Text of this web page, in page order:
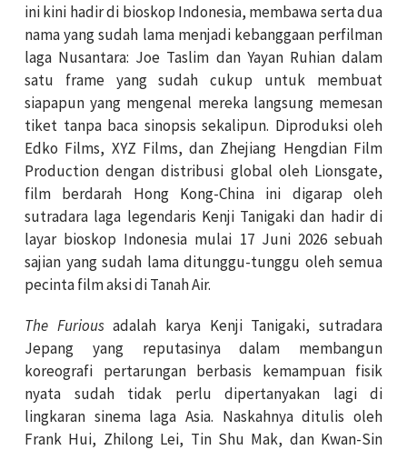
ini kini hadir di bioskop Indonesia, membawa serta dua
nama yang sudah lama menjadi kebanggaan perfilman
laga Nusantara: Joe Taslim dan Yayan Ruhian dalam
satu frame yang sudah cukup untuk membuat
siapapun yang mengenal mereka langsung memesan
tiket tanpa baca sinopsis sekalipun. Diproduksi oleh
Edko Films, XYZ Films, dan Zhejiang Hengdian Film
Production dengan distribusi global oleh Lionsgate,
film berdarah Hong Kong-China ini digarap oleh
sutradara laga legendaris Kenji Tanigaki dan hadir di
layar bioskop Indonesia mulai 17 Juni 2026 sebuah
sajian yang sudah lama ditunggu-tunggu oleh semua
pecinta film aksi di Tanah Air.
The Furiousadalah karya Kenji Tanigaki, sutradara
Jepang yang reputasinya dalam membangun
koreografi pertarungan berbasis kemampuan fisik
nyata sudah tidak perlu dipertanyakan lagi di
lingkaran sinema laga Asia. Naskahnya ditulis oleh
Frank Hui, Zhilong Lei, Tin Shu Mak, dan Kwan-Sin